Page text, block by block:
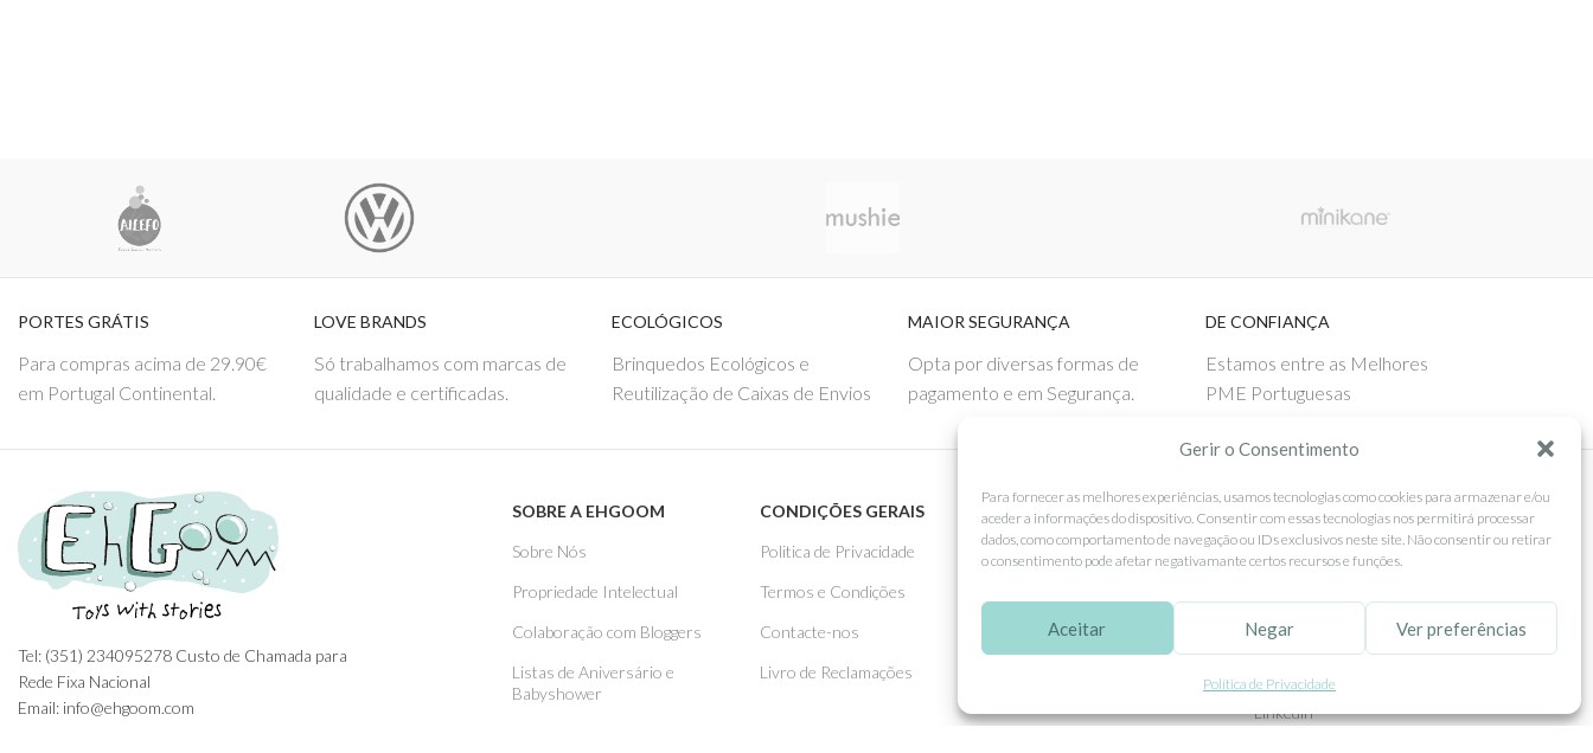
Gerir o Consentimento
Para fornecer as melhores experiências, usamos tecnologias como cookies para armazenar e/ou
aceder a informações do dispositivo. Consentir com essas tecnologias nos permitirá processar
dados, como comportamento de navegação ou IDs exclusivos neste site. Não consentir ou retirar
o consentimento pode afetar negativamante certos recursos e funções.
Aceitar Negar Ver preferências
Política de Privacidade
PORTES GRÁTIS
Para compras acima de 29.90€
em Portugal Continental.
LOVE BRANDS
Só trabalhamos com marcas de
qualidade e certificadas.
ECOLÓGICOS
Brinquedos Ecológicos e
Reutilização de Caixas de Envios
MAIOR SEGURANÇA
Opta por diversas formas de
pagamento e em Segurança.
DE CONFIANÇA
Estamos entre as Melhores
PME Portuguesas
Tel: (351) 234095278 Custo de Chamada para
Rede Fixa Nacional
Email: info@ehgoom.com
SOBRE A EHGOOM
Sobre Nós
Propriedade Intelectual
Colaboração com Bloggers
Listas de Aniversário e
Babyshower
CONDIÇÕES GERAIS
Politica de Privacidade
Termos e Condições
Contacte-nos
Livro de Reclamações
APOIO AO CLIENTE
Como Comprar
Entregas
SEGUE-NOS
Facebook
Pinterest
Linkedin